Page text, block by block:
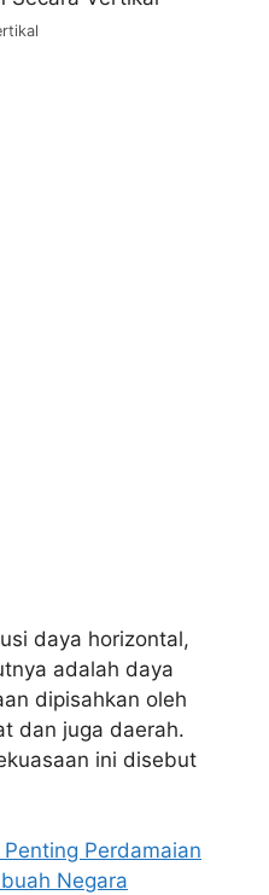
daya horizontal,
adalah daya
dipisahkan oleh
dan juga daerah.
ini disebut
Perdamaian
Negara